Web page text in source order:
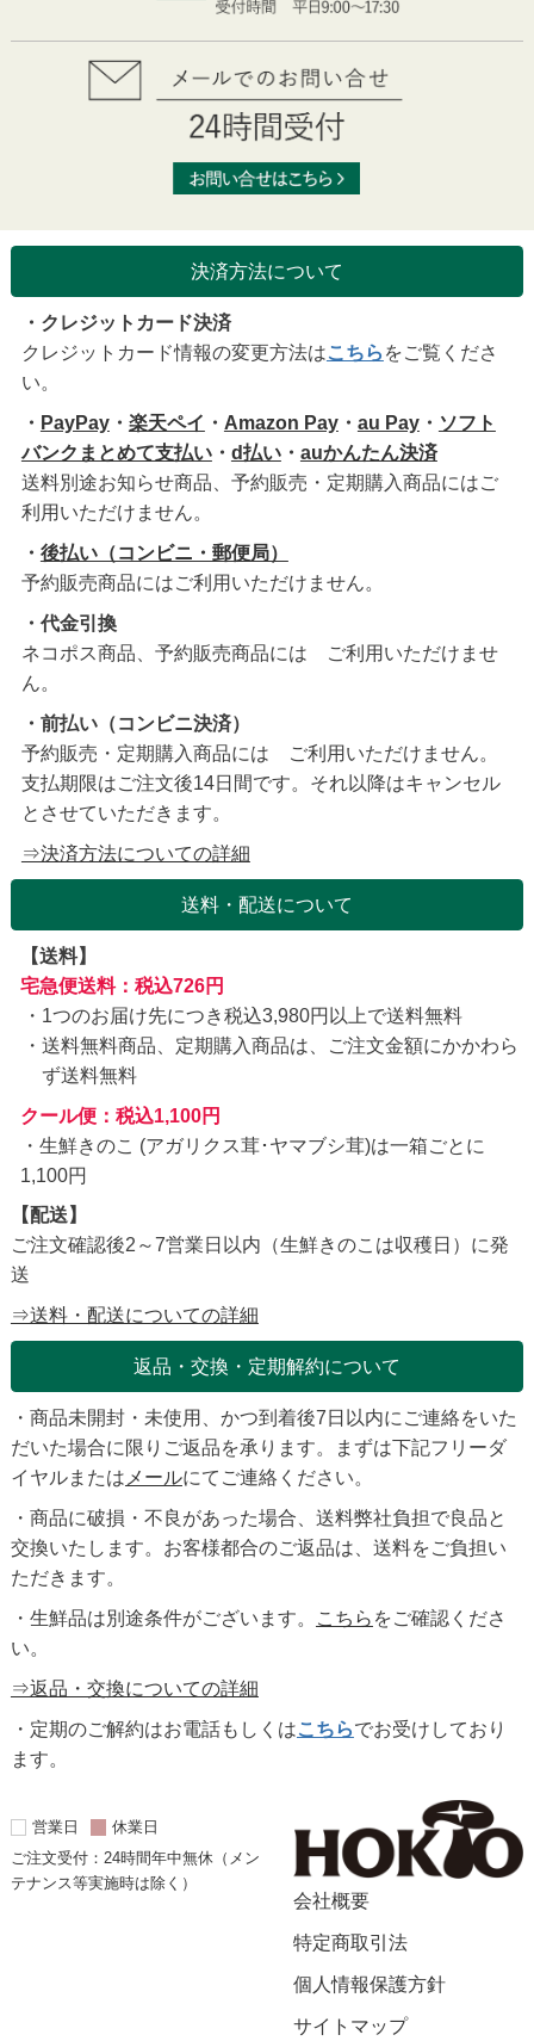
決済方法について
・クレジットカード決済
クレジットカード情報の変更方法はこちら をご覧くださ
い。
・ PayPay・ 楽天ペイ ・ Amazon Pay・ au Pay・ ソフト
バンクまとめて支払い・ d払い・ auかんたん決済
送料別途お知らせ商品、予約販売・定期購入商品にはご
利用いただけません。
・ 後払い（コンビニ・郵便局）
予約販売商品にはご利用いただけません。
・代金引換
ネコポス商品、予約販売商品には ご利用いただけませ
ん。
・前払い（コンビニ決済）
予約販売・定期購入商品には ご利用いただけません。
支払期限はご注文後14日間です。それ以降はキャンセル
とさせていただきます。
⇒決済方法についての詳細
送料・配送について
【送料】
宅急便送料：税込726円
1つのお届け先につき税込3,980円以上で送料無料
送料無料商品、定期購入商品は、ご注文金額にかかわら
ず送料無料
クール便：税込1,100円
・生鮮きのこ (アガリクス茸･ヤマブシ茸)は一箱ごとに
1,100円
【配送】
ご注文確認後2～7営業日以内（生鮮きのこは収穫日）に発
送
⇒送料・配送についての詳細
返品・交換・定期解約について
・商品未開封・未使用、かつ到着後7日以内にご連絡をいた
だいた場合に限りご返品を承ります。まずは下記フリーダ
イヤルまたは メールにてご連絡ください。
・商品に破損・不良があった場合、送料弊社負担で良品と
交換いたします。お客様都合のご返品は、送料をご負担い
ただきます。
・生鮮品は別途条件がございます。
こちら をご確認くださ
い。
⇒返品・交換についての詳細
・定期のご解約はお電話もしくはこちらでお受けしており
ます。
営業日
休業日
ご注文受付：24時間年中無休（メン
テナンス等実施時は除く）
会社概要
特定商取引法
個人情報保護方針
サイトマップ